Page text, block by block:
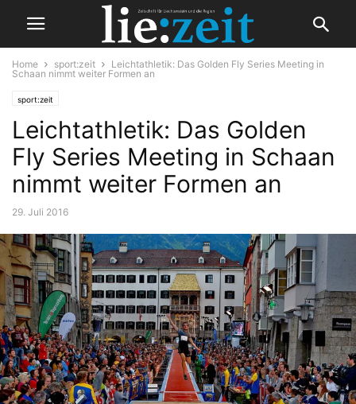
Home sport:zeit
Leichtathletik: Das Golden Fly Series Meeting in
Schaan nimmt weiter Formen an
sport:zeit
Leichtathletik: Das Golden
Fly Series Meeting in Schaan
nimmt weiter Formen an
29. Juli 2016